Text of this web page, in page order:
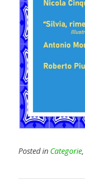
Posted in Categorie,